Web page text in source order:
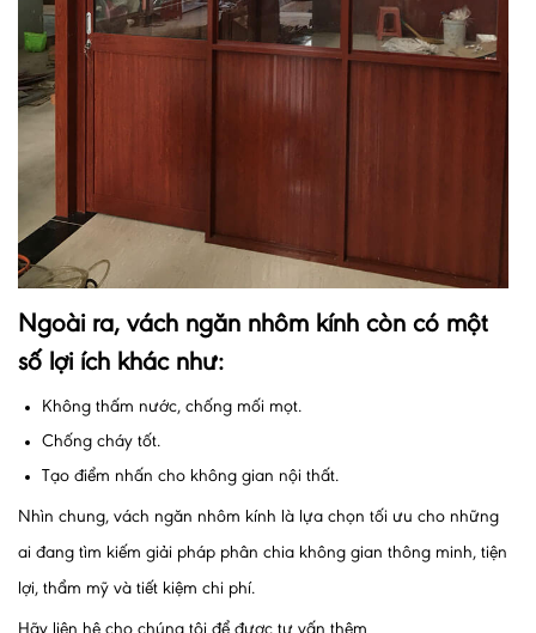
Ngoài ra, vách ngăn nhôm kính còn có một
số lợi ích khác như:
Không thấm nước, chống mối mọt.
Chống cháy tốt.
Tạo điểm nhấn cho không gian nội thất.
Nhìn chung, vách ngăn nhôm kính là lựa chọn tối ưu cho những
ai đang tìm kiếm giải pháp phân chia không gian thông minh, tiện
lợi, thẩm mỹ và tiết kiệm chi phí.